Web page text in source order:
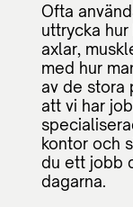
Ofta
uttrycka
axlar,
med hur
av de stora
att vi har
kontor och
du ett jobb
dagarna.